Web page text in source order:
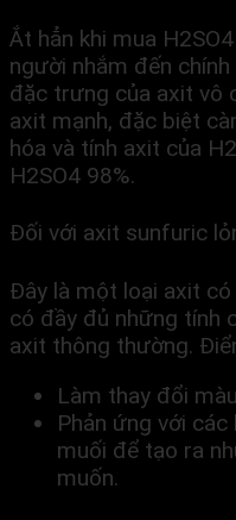
Ắt hẳn khi mua
người nhắm đến
đặc trưng của axit vô
axit mạnh, đặc biệt
hóa và tính axit của
H2SO4 98%.
Đối với axit sunfuric
Đây là một loại axit
có đầy đủ những tính
axit thông thường.
Làm thay đổi
Phản ứng với
muối để tạo ra
muốn.